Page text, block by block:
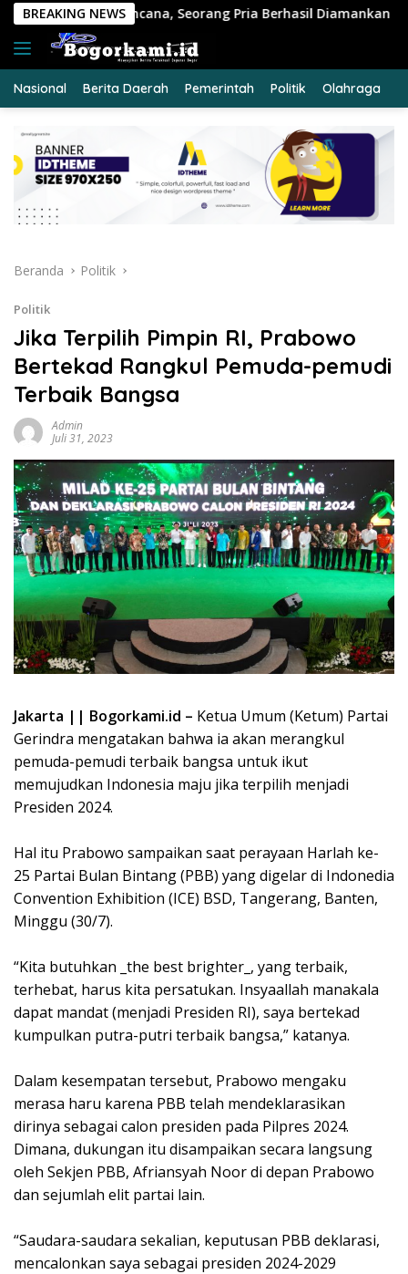
Langsung
konten
BREAKING NEWS
Seorang Pria Berhasil Diamankan Polres Siak
Nasional Berita Daerah Pemerintah Politik Olahraga
Beranda Politik
Politik
Jika Terpilih Pimpin RI, Prabowo
Bertekad Rangkul Pemuda-pemudi
Terbaik Bangsa
Admin
Juli 31, 2023
Jakarta || Bogorkami.id – Ketua Umum (Ketum) Partai
Gerindra mengatakan bahwa ia akan merangkul
pemuda-pemudi terbaik bangsa untuk ikut
memujudkan Indonesia maju jika terpilih menjadi
Presiden 2024.
Hal itu Prabowo sampaikan saat perayaan Harlah ke-
25 Partai Bulan Bintang (PBB) yang digelar di Indonedia
Convention Exhibition (ICE) BSD, Tangerang, Banten,
Minggu (30/7).
“Kita butuhkan _the best brighter_, yang terbaik,
terhebat, harus kita persatukan. Insyaallah manakala
dapat mandat (menjadi Presiden RI), saya bertekad
kumpulkan putra-putri terbaik bangsa,” katanya.
Dalam kesempatan tersebut, Prabowo mengaku
merasa haru karena PBB telah mendeklarasikan
dirinya sebagai calon presiden pada Pilpres 2024.
Dimana, dukungan itu disampaikan secara langsung
oleh Sekjen PBB, Afriansyah Noor di depan Prabowo
dan sejumlah elit partai lain.
“Saudara-saudara sekalian, keputusan PBB deklarasi,
mencalonkan saya sebagai presiden 2024-2029